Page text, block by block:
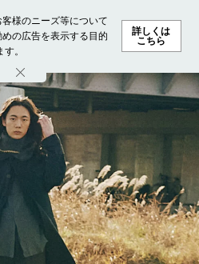
様のニーズ等について
の広告を表示する目的
。
詳しくは
こちら
キング ファッション ビューテ